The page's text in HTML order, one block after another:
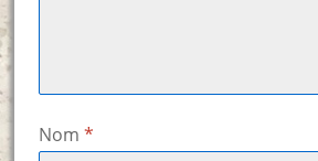
Nom *